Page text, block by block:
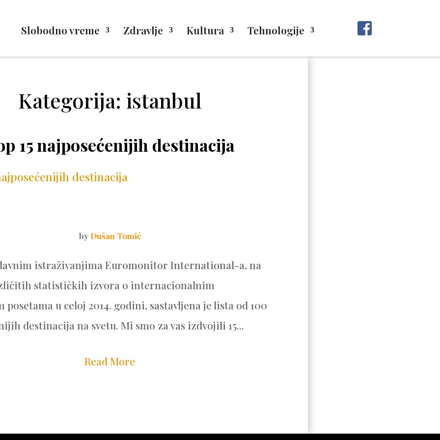
Slobodno vreme Zdravlje Kultura Tehnologije
Kategorija: istanbul
15 najposećenijih destinacija
by Dušan Tomić
istraživanjima Euromonitor International-a, na
statističkih izvora o internacionalnim
u celoj 2014. godini, sastavljena je lista od 100
destinacija na svetu. Mi smo za vas izdvojili 15...
Read More